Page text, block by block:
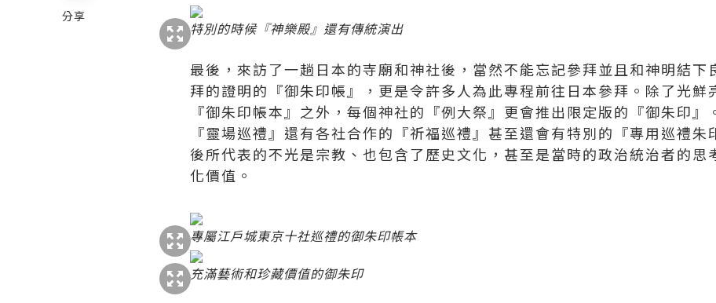
分享
特別的時候『神樂殿』還有傳統演出
最後，來訪了一趟日本的寺廟和神社後，當然不能忘記參拜並且和神明結下
拜的證明的『御朱印帳』，更是令許多人為此專程前往日本參拜。除了光鮮
『御朱印帳本』之外，每個神社的『例大祭』更會推出限定版的『御朱印』
『靈場巡禮』還有各社合作的『祈福巡禮』甚至還會有特別的『專用巡禮朱
後所代表的不光是宗教、也包含了歷史文化，甚至是當時的政治統治者的思
化價值。
專屬江戶城東京十社巡禮的御朱印帳本
充滿藝術和珍藏價值的御朱印